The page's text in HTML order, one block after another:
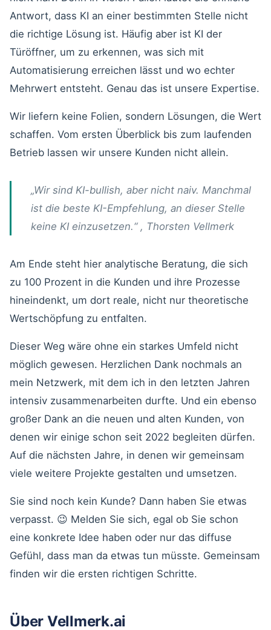
Antwort, dass KI an einer bestimmten Stelle nicht
die richtige Lösung ist. Häufig aber ist KI der
Türöffner, um zu erkennen, was sich mit
Automatisierung erreichen lässt und wo echter
Mehrwert entsteht. Genau das ist unsere Expertise.
Wir liefern keine Folien, sondern Lösungen, die Wert
schaffen. Vom ersten Überblick bis zum laufenden
Betrieb lassen wir unsere Kunden nicht allein.
„Wir sind KI-bullish, aber nicht naiv. Manchmal
ist die beste KI-Empfehlung, an dieser Stelle
keine KI einzusetzen.“ , Thorsten Vellmerk
Am Ende steht hier analytische Beratung, die sich
zu 100 Prozent in die Kunden und ihre Prozesse
hineindenkt, um dort reale, nicht nur theoretische
Wertschöpfung zu entfalten.
Dieser Weg wäre ohne ein starkes Umfeld nicht
möglich gewesen. Herzlichen Dank nochmals an
mein Netzwerk, mit dem ich in den letzten Jahren
intensiv zusammenarbeiten durfte. Und ein ebenso
großer Dank an die neuen und alten Kunden, von
denen wir einige schon seit 2022 begleiten dürfen.
Auf die nächsten Jahre, in denen wir gemeinsam
viele weitere Projekte gestalten und umsetzen.
Sie sind noch kein Kunde? Dann haben Sie etwas
verpasst. 😉 Melden Sie sich, egal ob Sie schon
eine konkrete Idee haben oder nur das diffuse
Gefühl, dass man da etwas tun müsste. Gemeinsam
finden wir die ersten richtigen Schritte.
Über Vellmerk.ai